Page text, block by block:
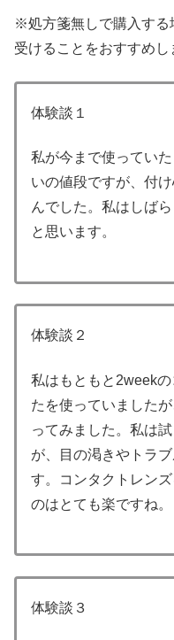
※処方箋無しで購入する
受けることをおすすめし
体験談１
私が今まで使ってい
いの値段ですが、付
んでした。私はしば
と思います。
体験談２
私はもともと2week
たを使っていました
ってみました。私は
が、目の渇きやトラ
す。コンタクトレン
のはとても楽ですね。
体験談３